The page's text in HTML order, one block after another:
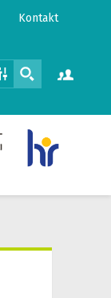
Kontakt